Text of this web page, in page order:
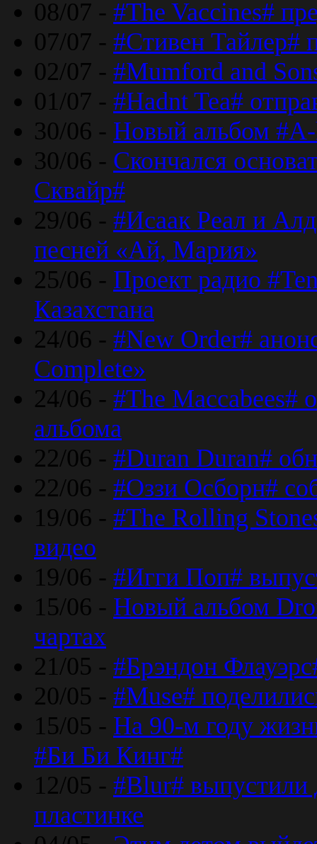
08/07 - #The Vaccines#
07/07 - #Стивен Тайлер#
02/07 - #Mumford and
01/07 - #Hadnt Tea#
30/06 - Новый альбом #A-
30/06 - Скончался
Сквайр#
29/06 - #Исаак Реал и
песней «Ай, Мария»
25/06 - Проект радио
Казахстана
24/06 - #New Order#
Complete»
24/06 - #The Maccabees#
альбома
22/06 - #Duran Duran#
22/06 - #Оззи Осборн#
19/06 - #The Rolling
видео
19/06 - #Игги Поп#
15/06 - Новый альбом
чартах
21/05 - #Брэндон
20/05 - #Muse#
15/05 - На 90-м году
#Би Би Кинг#
12/05 - #Blur# выпустили
пластинке